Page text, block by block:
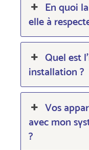
En quoi
elle à
Quel est
installation ?
Vos
avec mon
?